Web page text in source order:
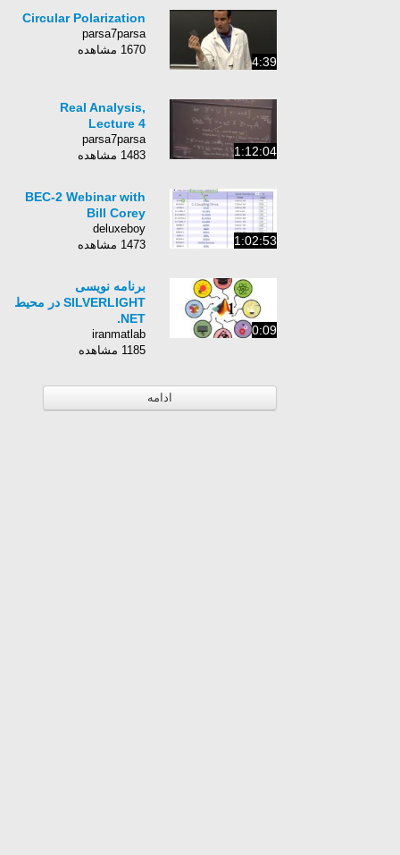
4:39
Circular Polarization
parsa7parsa
1670 مشاهده
1:12:04
Real Analysis,
Lecture 4
parsa7parsa
1483 مشاهده
1:02:53
BEC-2 Webinar with
Bill Corey
deluxeboy
1473 مشاهده
0:09
برنامه نویسی
SILVERLIGHT در محیط
NET.
iranmatlab
1185 مشاهده
ادامه